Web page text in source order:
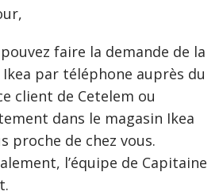
faire la demande de la
par téléphone auprès du
client de Cetelem ou
dans le magasin Ikea
proche de chez vous.
l’équipe de Capitaine